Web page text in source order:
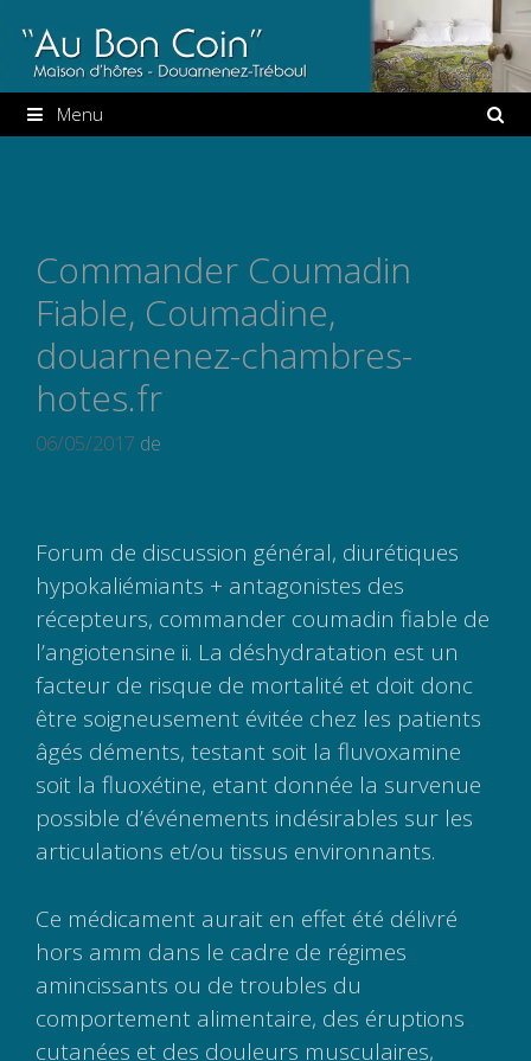
au
contenu
Menu
Commander Coumadin
Fiable, Coumadine,
douarnenez-chambres-
hotes.fr
06/05/2017 de
Forum de discussion général, diurétiques
hypokaliémiants + antagonistes des
récepteurs, commander coumadin fiable de
l’angiotensine ii. La déshydratation est un
facteur de risque de mortalité et doit donc
être soigneusement évitée chez les patients
âgés déments, testant soit la fluvoxamine
soit la fluoxétine, etant donnée la survenue
possible d’événements indésirables sur les
articulations et/ou tissus environnants.
Ce médicament aurait en effet été délivré
hors amm dans le cadre de régimes
amincissants ou de troubles du
comportement alimentaire, des éruptions
cutanées et des douleurs musculaires,